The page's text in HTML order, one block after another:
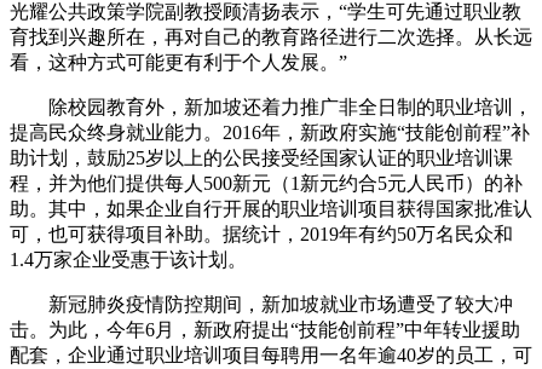
光耀公共政策学院副教授顾清扬表示，“学生可先通过职业教
育找到兴趣所在，再对自己的教育路径进行二次选择。从长远
看，这种方式可能更有利于个人发展。”
除校园教育外，新加坡还着力推广非全日制的职业培训，
提高民众终身就业能力。2016年，新政府实施“技能创前程”补
助计划，鼓励25岁以上的公民接受经国家认证的职业培训课
程，并为他们提供每人500新元（1新元约合5元人民币）的补
助。其中，如果企业自行开展的职业培训项目获得国家批准认
可，也可获得项目补助。据统计，2019年有约50万名民众和
1.4万家企业受惠于该计划。
新冠肺炎疫情防控期间，新加坡就业市场遭受了较大冲
击。为此，今年6月，新政府提出“技能创前程”中年转业援助
配套，企业通过职业培训项目每聘用一名年逾40岁的员工，可